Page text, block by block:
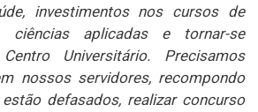
investimentos nos cursos de
aplicadas e tornar-se
Universitário. Precisamos
nossos servidores, recompondo
defasados, realizar concurso